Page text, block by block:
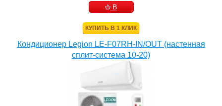
В
КУПИТЬ В 1 КЛИК
Кондиционер Legion LE-F07RH-IN/OUT (настенная
сплит-система 10-20)